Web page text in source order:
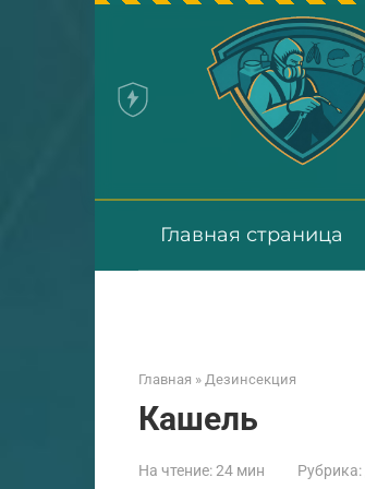
Главная страница
Главная » Дезинсекция
Кашель
На чтение:24 мин Рубрика: